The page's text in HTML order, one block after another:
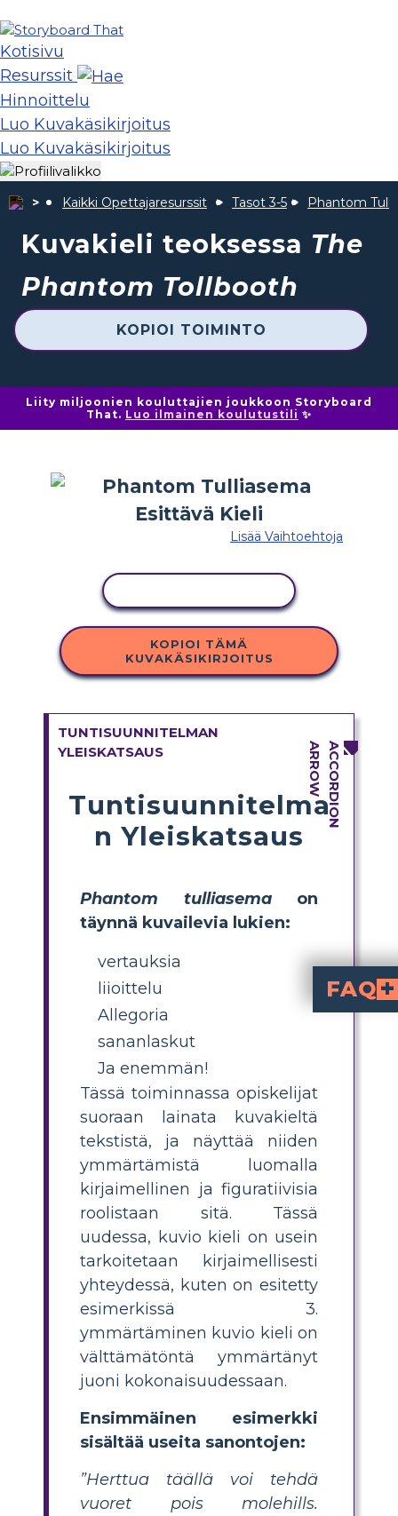
Kotisivu
Resurssit
Hinnoittelu
Luo Kuvakäsikirjoitus
Luo Kuvakäsikirjoitus
Kaikki Opettajaresurssit Tasot 3-5 Phantom
Kuvakieli teoksessa The
Phantom Tollbooth
KOPIOI TOIMINTO
Liity miljoonien kouluttajien joukkoon Storyboard
That. Luo ilmainen koulutustili ✨
Lisää Vaihtoehtoja
KOPIOI TÄMÄ
KUVAKÄSIKIRJOITUS
TUNTISUUNNITELMAN
YLEISKATSAUS
Tuntisuunnitelma
n Yleiskatsaus
Phantom tulliasemaon
täynnä kuvailevia lukien:
vertauksia
liioittelu
Allegoria
sananlaskut
Ja enemmän!
Tässä toiminnassa opiskelijat
suoraan lainata kuvakieltä
tekstistä, ja näyttää niiden
ymmärtämistä luomalla
kirjaimellinen ja figuratiivisia
roolistaan ​​sitä. Tässä
uudessa, kuvio kieli on usein
tarkoitetaan kirjaimellisesti
yhteydessä, kuten on esitetty
esimerkissä 3.
ymmärtäminen kuvio kieli on
välttämätöntä ymmärtänyt
juoni kokonaisuudessaan.
Ensimmäinen esimerkki
sisältää useita sanontojen:
”Herttua täällä voi tehdä
vuoret pois molehills.
FAQ